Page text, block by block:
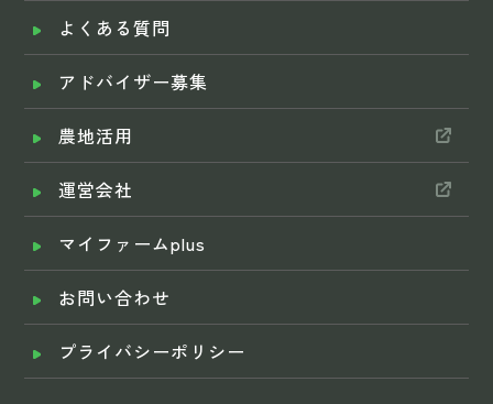
よくある質問
アドバイザー募集
農地活用
運営会社
マイファームplus
お問い合わせ
プライバシーポリシー